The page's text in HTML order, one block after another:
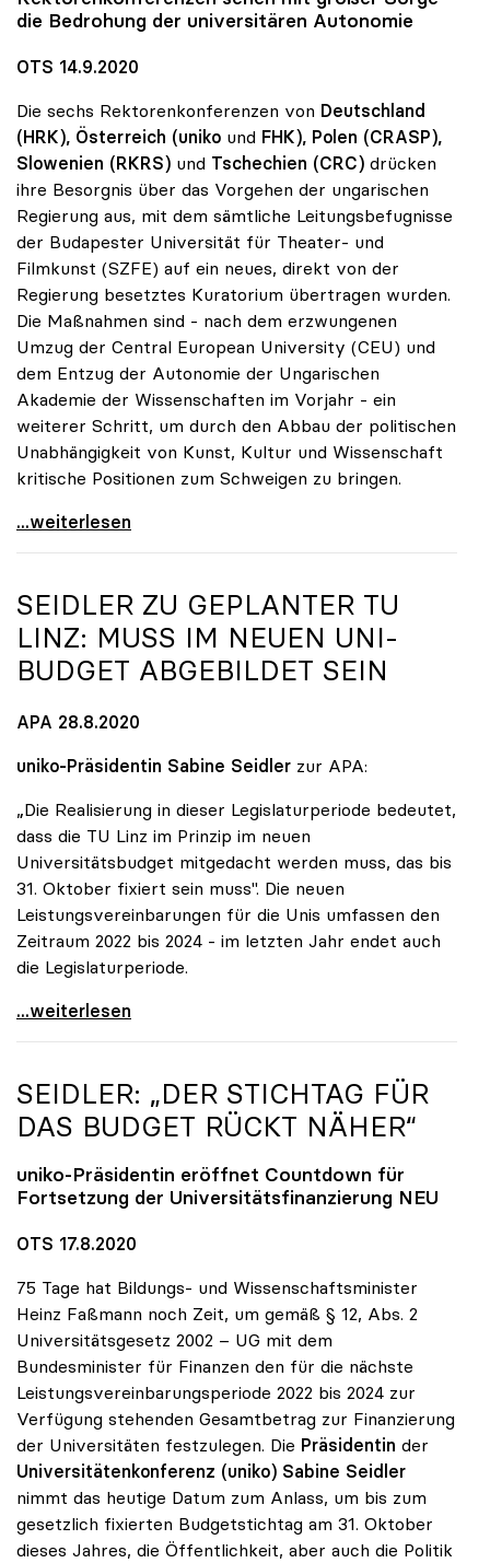
die Bedrohung der universitären Autonomie
OTS 14.9.2020
Die sechs Rektorenkonferenzen von Deutschland
(HRK), Österreich (uniko und FHK), Polen (CRASP),
Slowenien (RKRS) und Tschechien (CRC) drücken
ihre Besorgnis über das Vorgehen der ungarischen
Regierung aus, mit dem sämtliche Leitungsbefugnisse
der Budapester Universität für Theater- und
Filmkunst (SZFE) auf ein neues, direkt von der
Regierung besetztes Kuratorium übertragen wurden.
Die Maßnahmen sind - nach dem erzwungenen
Umzug der Central European University (CEU) und
dem Entzug der Autonomie der Ungarischen
Akademie der Wissenschaften im Vorjahr - ein
weiterer Schritt, um durch den Abbau der politischen
Unabhängigkeit von Kunst, Kultur und Wissenschaft
kritische Positionen zum Schweigen zu bringen.
Dringender Appell von sechs europäischen
...weiterlesen
SEIDLER ZU GEPLANTER TU
LINZ: MUSS IM NEUEN UNI-
BUDGET ABGEBILDET SEIN
APA 28.8.2020
uniko-Präsidentin Sabine Seidler zur APA:
„Die Realisierung in dieser Legislaturperiode bedeutet,
dass die TU Linz im Prinzip im neuen
Universitätsbudget mitgedacht werden muss, das bis
31. Oktober fixiert sein muss". Die neuen
Leistungsvereinbarungen für die Unis umfassen den
Zeitraum 2022 bis 2024 - im letzten Jahr endet auch
die Legislaturperiode.
Seidler zu geplanter TU Linz: Muss im neuen
...weiterlesen
SEIDLER: „DER STICHTAG FÜR
DAS BUDGET RÜCKT NÄHER“
uniko-Präsidentin eröffnet Countdown für
Fortsetzung der Universitätsfinanzierung NEU
OTS 17.8.2020
75 Tage hat Bildungs- und Wissenschaftsminister
Heinz Faßmann noch Zeit, um gemäß § 12, Abs. 2
Universitätsgesetz 2002 – UG mit dem
Bundesminister für Finanzen den für die nächste
Leistungsvereinbarungsperiode 2022 bis 2024 zur
Verfügung stehenden Gesamtbetrag zur Finanzierung
der Universitäten festzulegen. Die Präsidentin der
Universitätenkonferenz (uniko) Sabine Seidler
nimmt das heutige Datum zum Anlass, um bis zum
gesetzlich fixierten Budgetstichtag am 31. Oktober
dieses Jahres, die Öffentlichkeit, aber auch die Politik